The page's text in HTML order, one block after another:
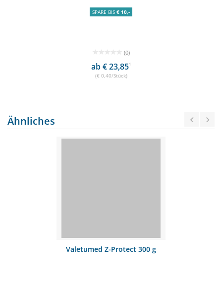
SPARE BIS € 10,-
(0)
ab € 23,851
(€ 0,40/Stück)
Ähnliches
Valetumed Z-Protect 300 g